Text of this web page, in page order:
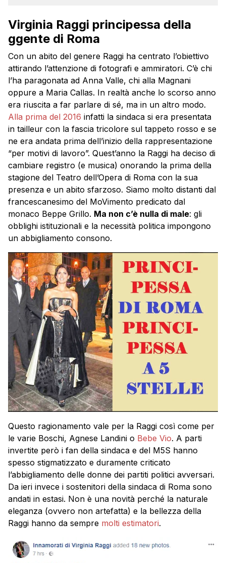
Virginia Raggi principessa della
ggente di Roma
Con un abito del genere Raggi ha centrato l’obiettivo
attirando l’attenzione di fotografi e ammiratori. C’è chi
l’ha paragonata ad Anna Valle, chi alla Magnani
oppure a Maria Callas. In realtà anche lo scorso anno
era riuscita a far parlare di sé, ma in un altro modo.
Alla prima del 2016 infatti la sindaca si era presentata
in tailleur con la fascia tricolore sul tappeto rosso e se
ne era andata prima dell’inizio della rappresentazione
“per motivi di lavoro”. Quest’anno la Raggi ha deciso di
cambiare registro (e musica) onorando la prima della
stagione del Teatro dell’Opera di Roma con la sua
presenza e un abito sfarzoso. Siamo molto distanti dal
francescanesimo del MoVimento predicato dal
monaco Beppe Grillo. Ma non c’è nulla di male: gli
obblighi istituzionali e la necessità politica impongono
un abbigliamento consono.
Questo ragionamento vale per la Raggi così come per
le varie Boschi, Agnese Landini o Bebe Vio. A parti
invertite però i fan della sindaca e del M5S hanno
spesso stigmatizzato e duramente criticato
l’abbigliamento delle donne dei partiti politici avversari.
Da ieri invece i sostenitori della sindaca di Roma sono
andati in estasi. Non è una novità perché la naturale
eleganza (ovvero non artefatta) e la bellezza della
Raggi hanno da sempre molti estimatori.